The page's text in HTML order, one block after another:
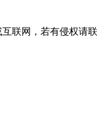
联网，若有侵权请联